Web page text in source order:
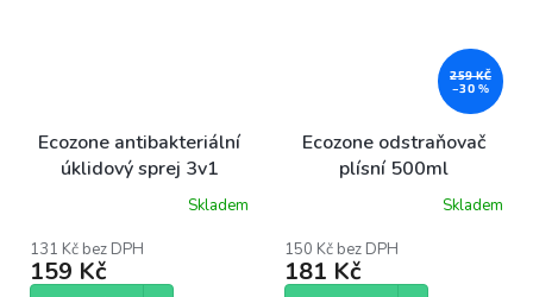
Ecozone antibakteriální
úklidový sprej 3v1
Skladem
131 Kč bez DPH
159 Kč
259 KČ
–30 %
Ecozone odstraňovač
plísní 500ml
Skladem
150 Kč bez DPH
181 Kč